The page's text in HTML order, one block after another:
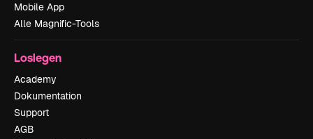
Mobile App
Alle Magnific-Tools
Loslegen
Academy
Dokumentation
Support
AGB